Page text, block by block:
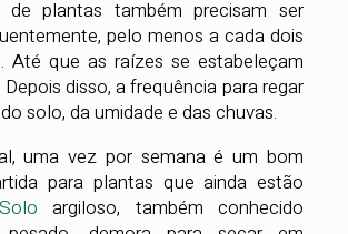
de plantas também precisam ser
pelo menos a cada dois
Até que as raízes se estabeleçam
disso, a frequência para regar
solo, da umidade e das chuvas.
uma vez por semana é um bom
para plantas que ainda estão
Solo argiloso, também conhecido